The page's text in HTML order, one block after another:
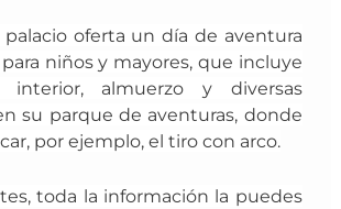
palacio oferta un día de aventura
niños y mayores, que incluye
almuerzo y diversas
su parque de aventuras, donde
por ejemplo, el tiro con arco.
toda la información la puedes